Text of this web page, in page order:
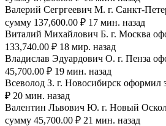
Валерий Сегргеевич М. г. Санкт-
сумму 137,600.00 ₽ 17 мин. назад
Виталий Михайлович Б. г. Москва
133,740.00 ₽ 18 мир. назад
Владислав Эдуардович О. г. Пенза
45,700.00 ₽ 19 мин. назад
Всеволод З. г. Новосибирск оформил
₽ 20 мин. назад
Валентин Львович Ю. г. Новый Оскол
сумму 45,700.00 ₽ 21 мин. назад